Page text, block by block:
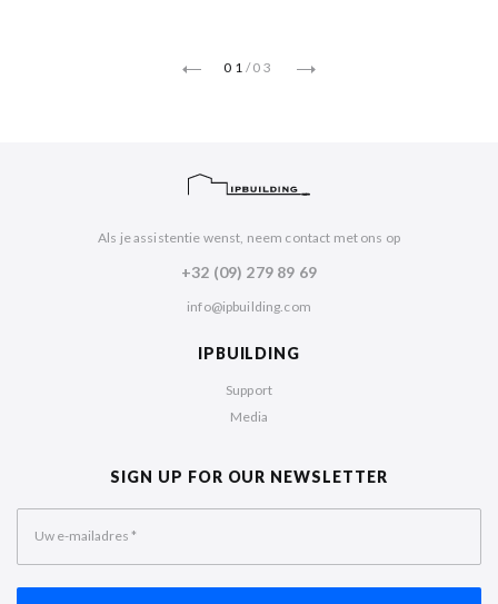
01 /03
Als je assistentie wenst, neem contact met ons op
+32 (09) 279 89 69
info@ipbuilding.com
IPBUILDING
Support
Media
SIGN UP FOR OUR NEWSLETTER
Uw e-mailadres *